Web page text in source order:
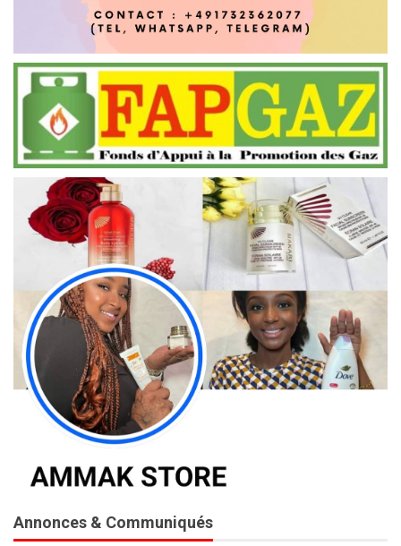
Annonces & Communiqués